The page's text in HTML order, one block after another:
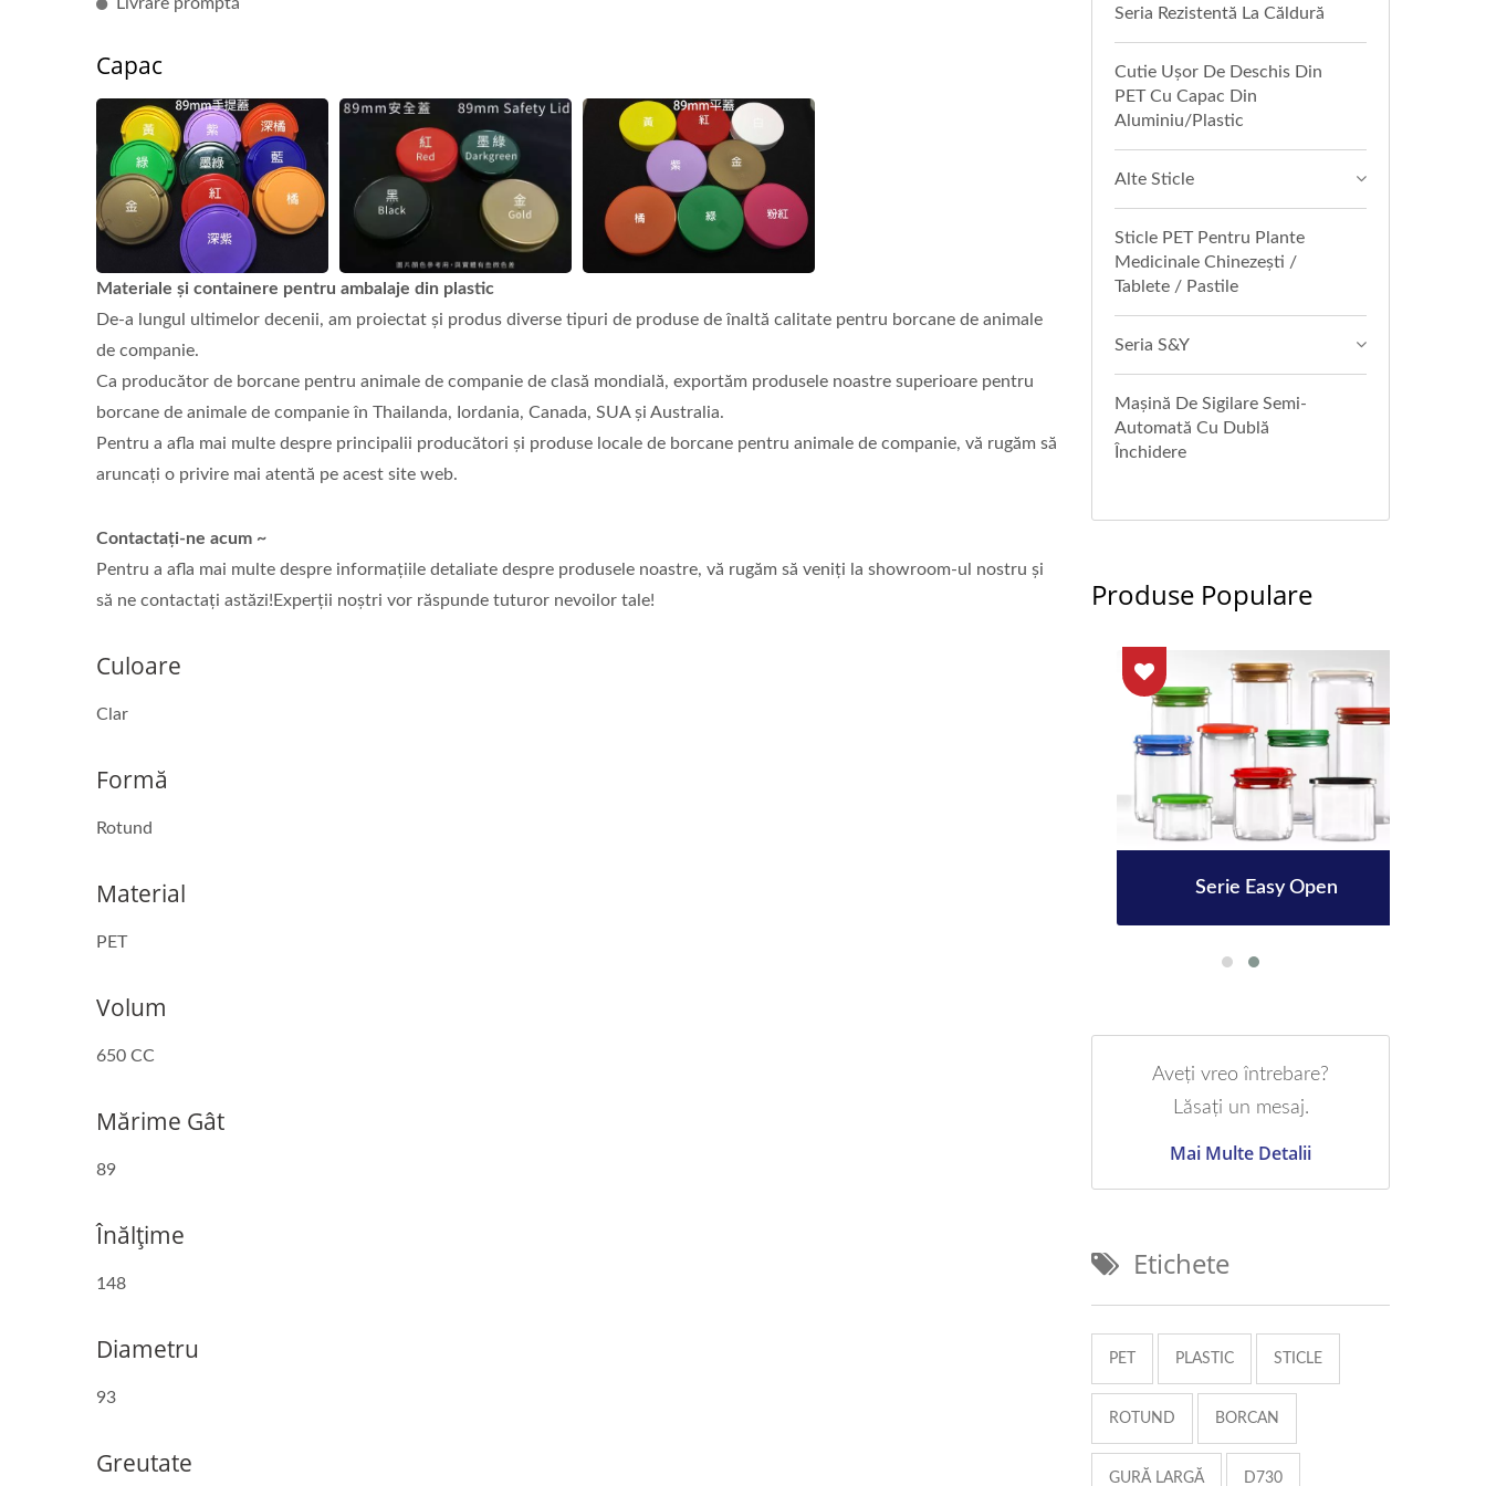
Capac
Materiale și containere pentru ambalaje din plastic
De-a lungul ultimelor decenii, am proiectat și produs diverse tipuri de produse de înaltă calitate pentru borcane de animale
de companie.
Ca producător de borcane pentru animale de companie de clasă mondială, exportăm produsele noastre superioare pentru
borcane de animale de companie în Thailanda, Iordania, Canada, SUA și Australia.
Pentru a afla mai multe despre principalii producători și produse locale de borcane pentru animale de companie, vă rugăm să
aruncați o privire mai atentă pe acest site web.
Contactați-ne acum ~
Pentru a afla mai multe despre informațiile detaliate despre produsele noastre, vă rugăm să veniți la showroom-ul nostru și
să ne contactați astăzi!Experții noștri vor răspunde tuturor nevoilor tale!
Culoare
Clar
Formă
Rotund
Material
PET
Volum
650 CC
Mărime Gât
89
Înălțime
148
Diametru
93
Greutate
Seria Rezistentă La Căldură
Cutie Ușor De Deschis Din
PET Cu Capac Din
Aluminiu/plastic
Alte Sticle
Sticle PET Pentru Plante
Medicinale Chinezești /
Tablete / Pastile
Seria S&Y
Mașină De Sigilare Semi-
Automată Cu Dublă
Închidere
Produse Populare
Sticlă De Băutură De 38 Mm Serie Easy Open
Aveți vreo întrebare?
Lăsați un mesaj.
Mai Multe Detalii
Etichete
PET PLASTIC STICLE
ROTUND BORCAN
GURĂ LARGĂ D730